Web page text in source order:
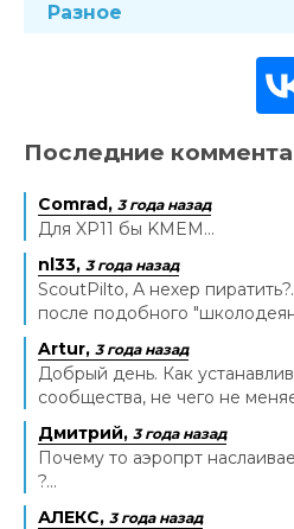
Разное
Последние
Comrad, 3 года назад
Для XP11 бы KMEM...
nl33, 3 года назад
ScoutPilto, А нехер
после подобного
Artur, 3 года назад
Добрый день. Как
сообщества, не чего не
Дмитрий, 3 года назад
Почему то аэропрт
?...
АЛЕКС, 3 года назад